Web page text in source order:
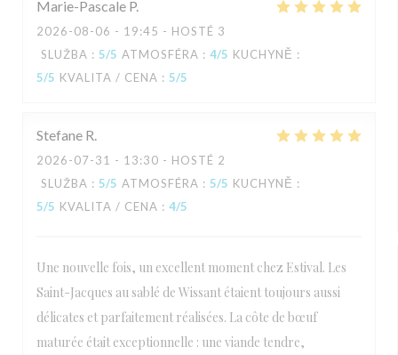
Marie-Pascale P
2026-08-06 - 19:45 - HOSTÉ 3
SLUŽBA : 5/5 ATMOSFÉRA : 4/5 KUCHYNĚ :
5/5 KVALITA / CENA : 5/5
Stefane R
2026-07-31 - 13:30 - HOSTÉ 2
SLUŽBA : 5/5 ATMOSFÉRA : 5/5 KUCHYNĚ :
5/5 KVALITA / CENA : 4/5
Une nouvelle fois, un excellent moment chez Estival. Les
Saint-Jacques au sablé de Wissant étaient toujours aussi
délicates et parfaitement réalisées. La côte de bœuf
maturée était exceptionnelle : une viande tendre,